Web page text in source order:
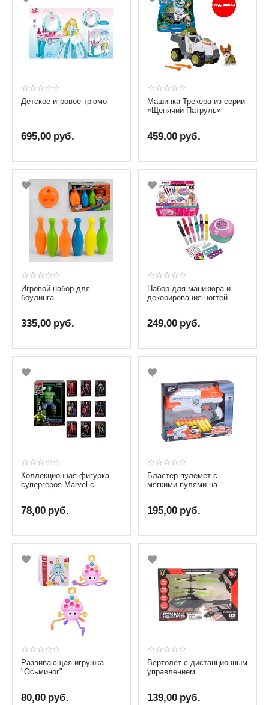
Детское игровое трюмо
695,00 руб.
Машинка Трекера из серии
«Щенячий Патруль»
459,00 руб.
Игровой набор для
боулинга
335,00 руб.
Набор для маникюра и
декорирования ногтей
249,00 руб.
Коллекционная фигурка
супергероя Marvel с
78,00 руб.
Бластер-пулемет с
мягкими пулями на
195,00 руб.
Развивающая игрушка
"Осьминог"
80,00 руб.
Вертолет с дистанционным
управлением
139,00 руб.